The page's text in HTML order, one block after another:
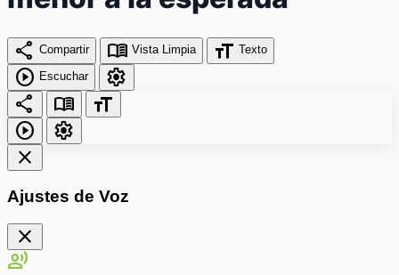
share Compartir menu_book Vista Limpia format_size Texto
play_circle Escuchar
settings
share
menu_book
format_size
play_circle
settings
close
Ajustes de Voz
close
record_voice_over